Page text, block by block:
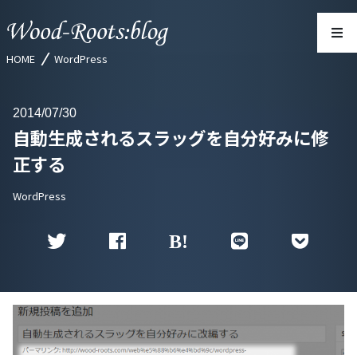
HOME WordPress
2014 07/30
自動生成されるスラッグを自分好みに修
正する
WordPress